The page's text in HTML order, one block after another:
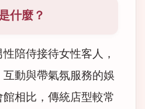
什麼？
陪侍接待女性客人，
動與帶氣氛服務的娛
相比，傳統店型較常